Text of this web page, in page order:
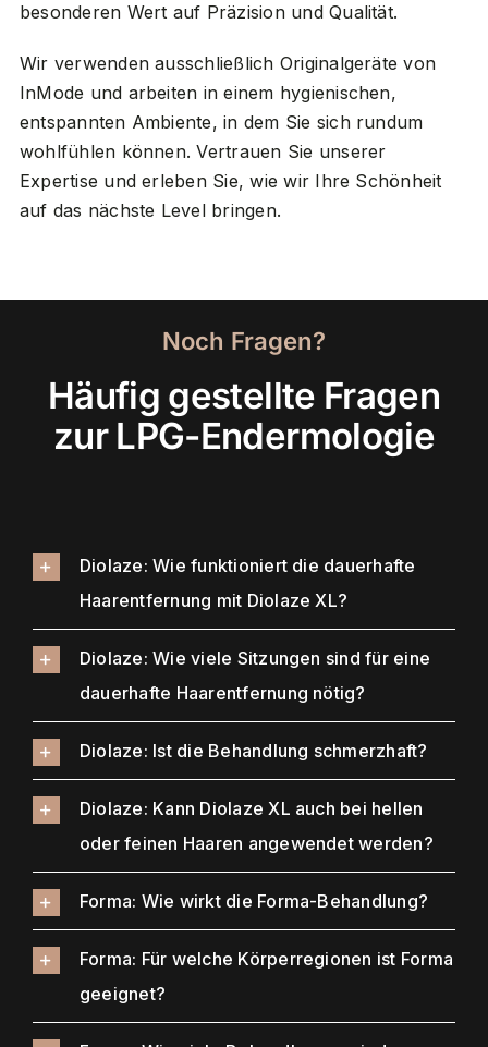
besonderen Wert auf Präzision und Qualität.
Wir verwenden ausschließlich Originalgeräte von
InMode und arbeiten in einem hygienischen,
entspannten Ambiente, in dem Sie sich rundum
wohlfühlen können. Vertrauen Sie unserer
Expertise und erleben Sie, wie wir Ihre Schönheit
auf das nächste Level bringen.
Noch Fragen?
Häufig gestellte Fragen
zur LPG-Endermologie
Diolaze: Wie funktioniert die dauerhafte
Haarentfernung mit Diolaze XL?
Diolaze: Wie viele Sitzungen sind für eine
dauerhafte Haarentfernung nötig?
Diolaze: Ist die Behandlung schmerzhaft?
Diolaze: Kann Diolaze XL auch bei hellen
oder feinen Haaren angewendet werden?
Forma: Wie wirkt die Forma-Behandlung?
Forma: Für welche Körperregionen ist Forma
geeignet?